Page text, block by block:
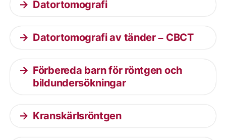
Datortomografi
Datortomografi av tänder – CBCT
Förbereda barn för röntgen och
bildundersökningar
Kranskärlsröntgen